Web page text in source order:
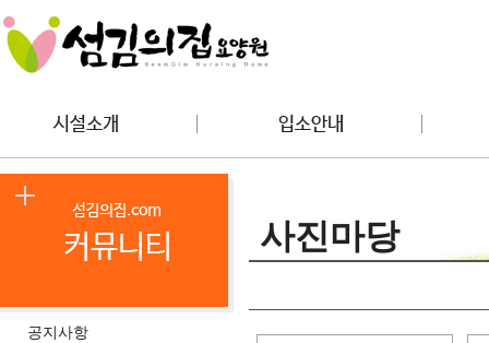
공지사항
사진마당